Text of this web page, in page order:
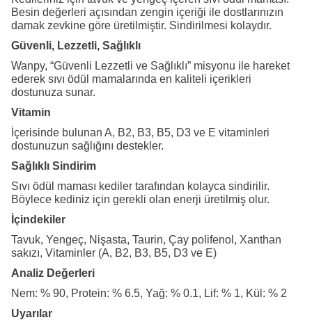
Besin değerleri açısından zengin içeriği ile dostlarınızın
damak zevkine göre üretilmiştir. Sindirilmesi kolaydır.
Güvenli, Lezzetli, Sağlıklı
Wanpy, “Güvenli Lezzetli ve Sağlıklı” misyonu ile hareket
ederek sıvı ödül mamalarında en kaliteli içerikleri
dostunuza sunar.
Vitamin
İçerisinde bulunan A, B2, B3, B5, D3 ve E vitaminleri
dostunuzun sağlığını destekler.
Sağlıklı Sindirim
Sıvı ödül maması kediler tarafından kolayca sindirilir.
Böylece kediniz için gerekli olan enerji üretilmiş olur.
İçindekiler
Tavuk, Yengeç, Nişasta, Taurin, Çay polifenol, Xanthan
sakızı, Vitaminler (A, B2, B3, B5, D3 ve E)
Analiz Değerleri
Nem: % 90, Protein: % 6.5, Yağ: % 0.1, Lif: % 1, Kül: % 2
Uyarılar